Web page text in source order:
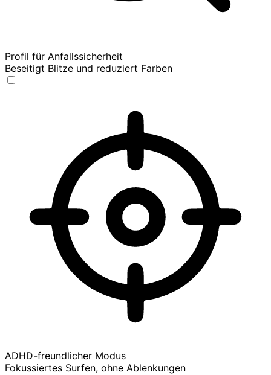
Profil für Anfallssicherheit
Beseitigt Blitze und reduziert Farben
ADHD-freundlicher Modus
Fokussiertes Surfen, ohne Ablenkungen